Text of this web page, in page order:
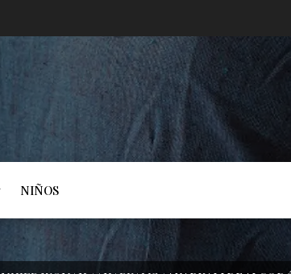
NIÑOS